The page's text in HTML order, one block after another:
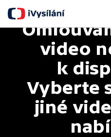
video
k
Vyberte
jiné